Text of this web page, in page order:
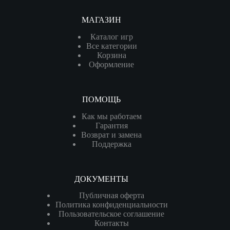
МАГАЗИН
Каталог игр
Все категории
Корзина
Оформление
ПОМОЩЬ
Как мы работаем
Гарантия
Возврат и замена
Поддержка
ДОКУМЕНТЫ
Публичная оферта
Политика конфиденциальности
Пользовательское соглашение
Контакты